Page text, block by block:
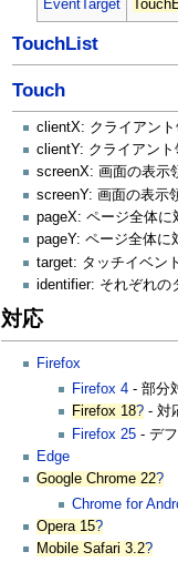
EventTarget
TouchList
Touch
clientX: クライアン
clientY: クライアン
screenX: 画面の表示
screenY: 画面の表示
pageX: ページ全体に
pageY: ページ全体に
target: タッチイベン
identifier: それぞれの
対応
Firefox
Firefox 4 - 部分
Firefox 18? - 対
Firefox 25 - デ
Edge
Google Chrome 22?
Chrome for
Opera 15?
Mobile Safari 3.2?